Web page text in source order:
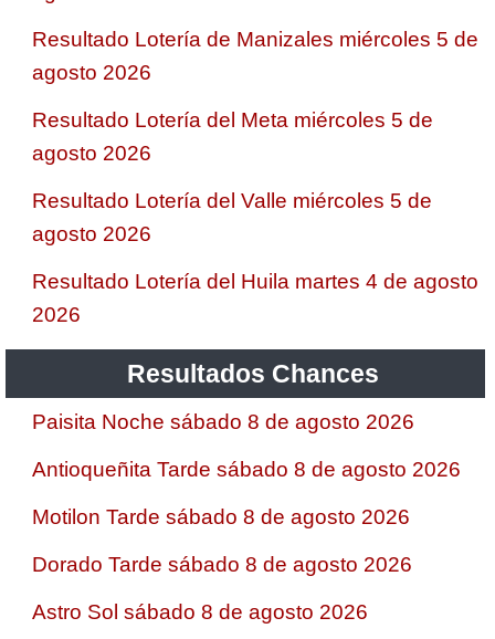
Resultado Lotería de Manizales miércoles 5 de
agosto 2026
Resultado Lotería del Meta miércoles 5 de
agosto 2026
Resultado Lotería del Valle miércoles 5 de
agosto 2026
Resultado Lotería del Huila martes 4 de agosto
2026
Resultados Chances
Paisita Noche sábado 8 de agosto 2026
Antioqueñita Tarde sábado 8 de agosto 2026
Motilon Tarde sábado 8 de agosto 2026
Dorado Tarde sábado 8 de agosto 2026
Astro Sol sábado 8 de agosto 2026